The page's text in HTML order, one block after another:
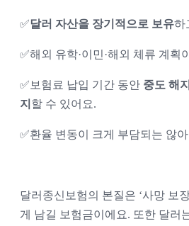
✅달러 자산을 장기적으로 보유하
✅해외 유학·이민·해외 체류 계획
✅보험료 납입 기간 동안 중도 해
지 할 수 있어요.
✅환율 변동이 크게 부담되는 않
달러종신보험의 본질은 ‘사망 보
게 남길 보험금이에요. 또한 달러